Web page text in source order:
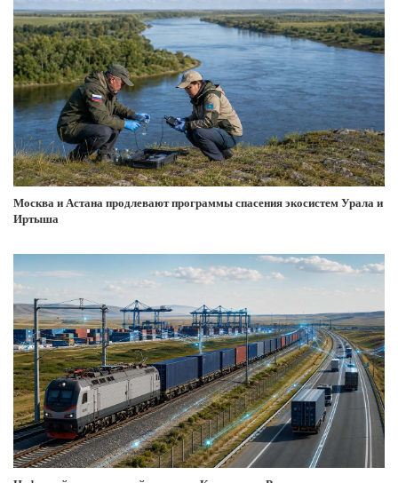
Москва и Астана продлевают программы спасения экосистем Урала и
Иртыша